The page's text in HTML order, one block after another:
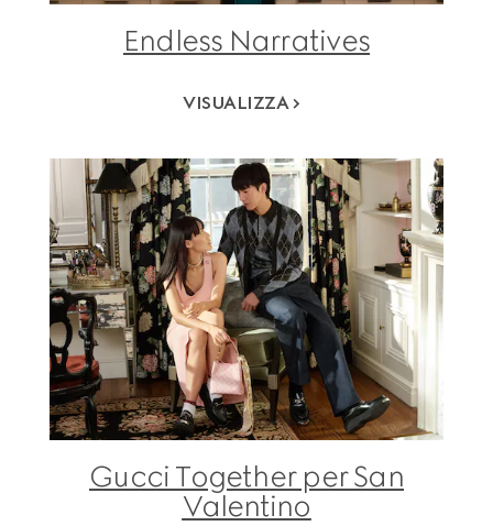
Endless Narratives
VISUALIZZA
Gucci Together per San
Valentino